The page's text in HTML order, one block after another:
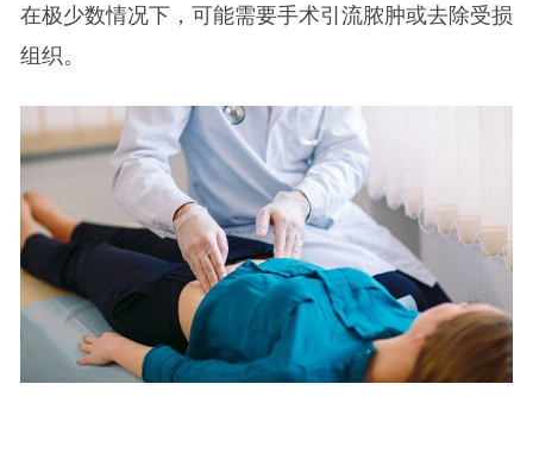
在极少数情况下，可能需要手术引流脓肿或去除受损
组织。